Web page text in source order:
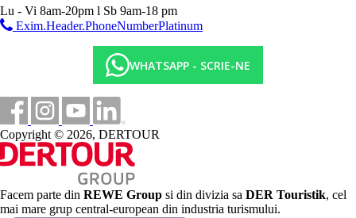
mic dejun, pranz si cina tip bufet
gustari pe parcursul zilei
bauturi alcoolice si non-alcoolice
Categoria oficiala
Site web
https://so-hotels.com/en/ras-al-khaimah/
Distanţe
33 km
Distanta de cel mai apropiat aeroport
Lu - Vi 8am-20pm l Sb 9am-18 pm
Exim.Header.PhoneNumberPlatinum
WHATSAPP - SCRIE-NE
Copyright © 2026, DERTOUR
Facem parte din REWE Group si din divizia sa DER Touristik, cel
mai mare grup central-european din industria turismului.